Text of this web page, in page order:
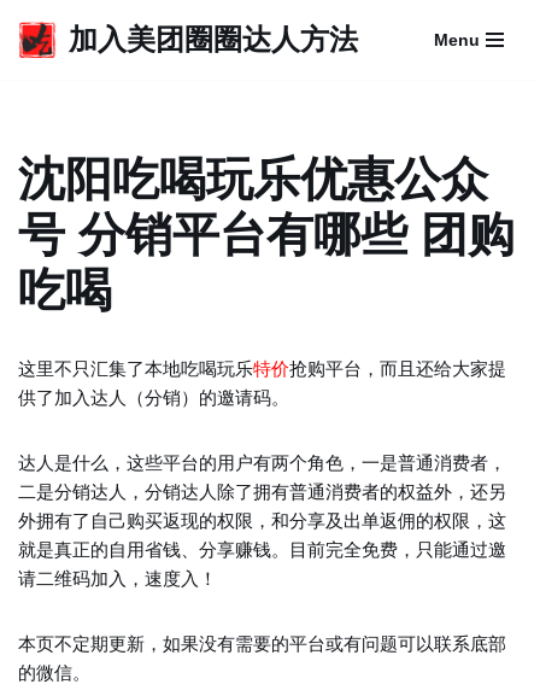
跳
文
加入美团圈圈达人方法 Menu
沈阳吃喝玩乐优惠公众
号 分销平台有哪些 团购
吃喝
这里不只汇集了本地吃喝玩乐特价抢购平台，而且还给大家提
供了加入达人（分销）的邀请码。
达人是什么，这些平台的用户有两个角色，一是普通消费者，
二是分销达人，分销达人除了拥有普通消费者的权益外，还另
外拥有了自己购买返现的权限，和分享及出单返佣的权限，这
就是真正的自用省钱、分享赚钱。目前完全免费，只能通过邀
请二维码加入，速度入！
本页不定期更新，如果没有需要的平台或有问题可以联系底部
的微信。